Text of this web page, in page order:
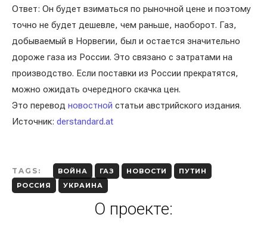
Ответ: Он будет взиматься по рыночной цене и поэтому
точно не будет дешевле, чем раньше, наоборот. Газ,
добываемый в Норвегии, был и остается значительно
дороже газа из России. Это связано с затратами на
производство. Если поставки из России прекратятся,
можно ожидать очередного скачка цен.
Это перевод новостной статьи австрийского издания.
Источник: derstandard.at
TAGS: ВОЙНА ГАЗ НОВОСТИ
ПУТИН
РОССИЯ
УКРАИНА
О проекте: